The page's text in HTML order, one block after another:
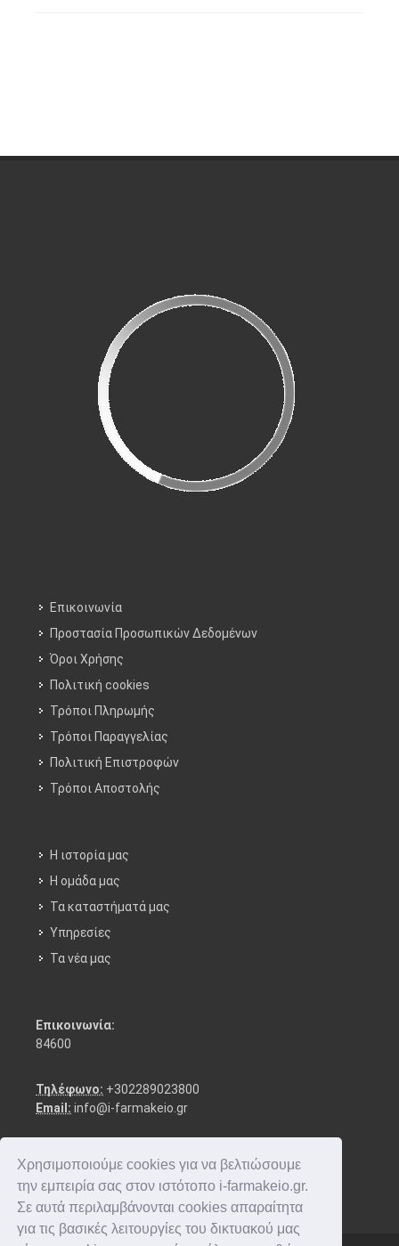
Χρησιμοποιούμε cookies για να βελτιώσουμε
την εμπειρία σας στον ιστότοπο i-farmakeio.gr.
Σε αυτά περιλαμβάνονται cookies απαραίτητα
για τις βασικές λειτουργίες του δικτυακού μας
Επικοινωνία
Προστασία Προσωπικών Δεδομένων
Όροι Χρήσης
Πολιτική cookies
Τρόποι Πληρωμής
Τρόποι Παραγγελίας
Πολιτική Επιστροφών
Τρόποι Aποστολής
Η ιστορία μας
Η ομάδα μας
Τα καταστήματά μας
Υπηρεσίες
Τα νέα μας
Επικοινωνία:
84600
Τηλέφωνο: +302289023800
Email: info@i-farmakeio.gr